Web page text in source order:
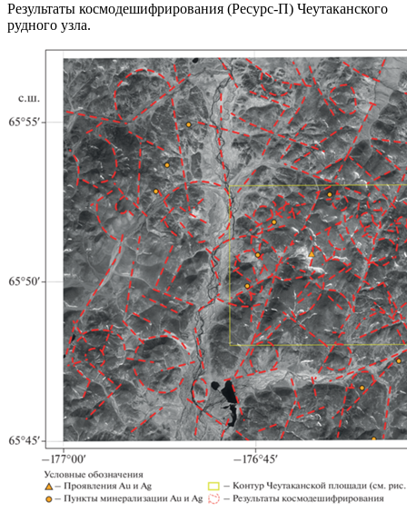
Результаты космодешифрирования (Ресурс-П) Чеутаканского
рудного узла.